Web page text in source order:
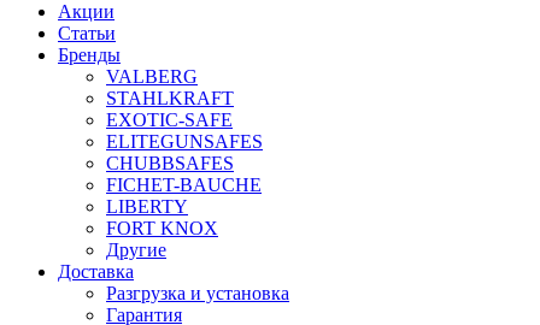
Акции
Статьи
Бренды
VALBERG
STAHLKRAFT
EXOTIC-SAFE
ELITEGUNSAFES
CHUBBSAFES
FICHET-BAUCHE
LIBERTY
FORT KNOX
Другие
Доставка
Разгрузка и установка
Гарантия